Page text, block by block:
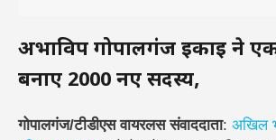
अभाविप गोपालगंज इकाई ने
बनाए 2000 नए सदस्य,
गोपालगंज/टीडीएस वायरलस संवाददाता: अखिल